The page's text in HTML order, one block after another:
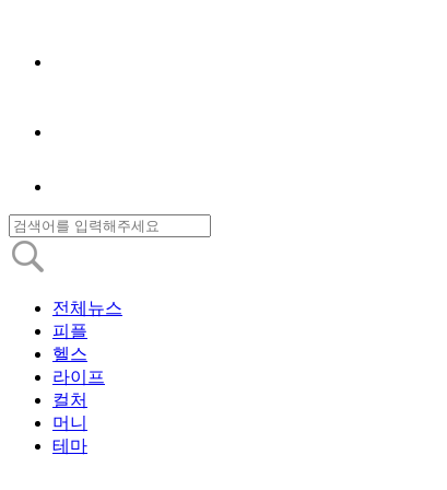
전체뉴스
피플
헬스
라이프
컬처
머니
테마